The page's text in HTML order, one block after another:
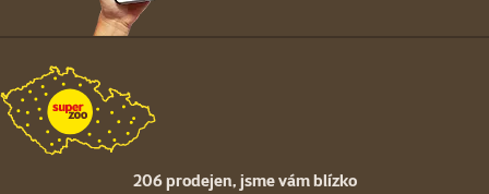
206 prodejen, jsme vám blízko